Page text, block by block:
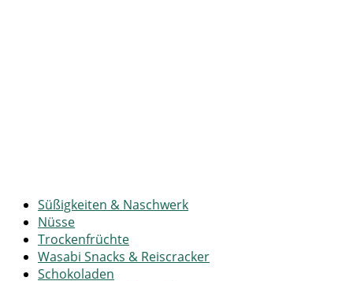
Süßigkeiten & Naschwerk
Nüsse
Trockenfrüchte
Wasabi Snacks & Reiscracker
Schokoladen